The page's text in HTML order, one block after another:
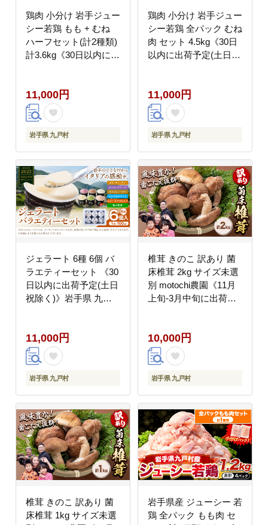
鶏肉 小分け 岩手ジュー
シー若鶏 もも + むね
ハーフセット(計2種類)
計3.6kg《30日以内に出
肉鶏肉鶏肉鶏肉鶏肉鶏
肉鶏肉鶏肉鶏肉鶏肉鶏
肉鶏肉鶏肉鶏肉鶏肉鶏
肉鶏肉鶏肉鶏肉---
--
11,000円
岩手県 九戸村
鶏肉 小分け 岩手ジュー
シー若鶏 全パック むね
肉 セット 4.5kg《30日
以内に出荷予定(土日祝
ifn_fijw_30d_25_11000_mn-
--
11,000円
岩手県 九戸村
ジェラート 6種 6個 バ
ラエティーセット 《30
日以内に出荷予定(土日
祝除く)》岩手県 九戸
アチーズ ラムレーズン
ミルク はちみつ 極み抹
茶 詰め合わせ ギフト---
isk_fnkice_30d_23_11000_6i-
11,000円
岩手県 九戸村
椎茸 きのこ 訳あり 菌
床椎茸 2kg サイズ未選
別 motochi農園《11月
上旬-3月中旬に出荷予
産 国産 お取り寄せ 送
料無料 大きい 不揃い
シイタケ 山盛り 干し椎
茸 肉厚 出汁 煮物 鍋 茶
--
10,000円
岩手県 九戸村
椎茸 きのこ 訳あり 菌
床椎茸 1kg サイズ未選
岩手県産 ジューシー 若
鶏 全パック もも肉 セ